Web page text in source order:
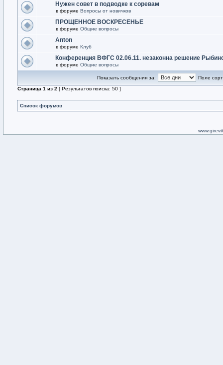
Нужен совет в подводке к соревам
в форуме Вопросы от новичков
ПРОЩЕННОЕ ВОСКРЕСЕНЬЕ
в форуме Общие вопросы
Anton
в форуме Клуб
Конференция ВФГС 02.06.11. незаконна решение
в форуме Общие вопросы
Показать сообщения за:
Поле
Страница 1 из 2 [ Результатов поиска: 50 ]
Список форумов